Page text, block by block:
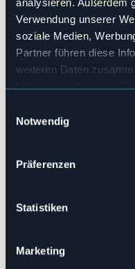
Verwendung unserer
soziale Medien,
Partner führen diese
weiteren Daten
haben oder die sie im
Notwendig
Präferenzen
Statistiken
Marketing
Comitato
Veranstaltungsort
Area Feste al Bocc
Telefon
info@bavenoturismo.it
2024/